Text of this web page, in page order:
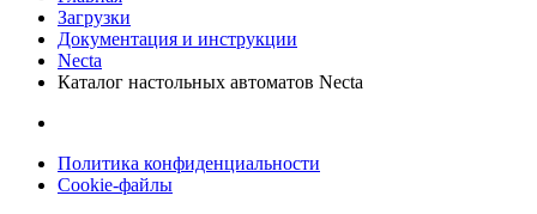
Загрузки
Документация и инструкции
Necta
Каталог настольных автоматов Necta
Политика конфиденциальности
Cookie-файлы